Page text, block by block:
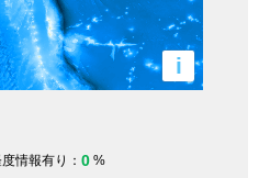
i
情報有り： 0 %